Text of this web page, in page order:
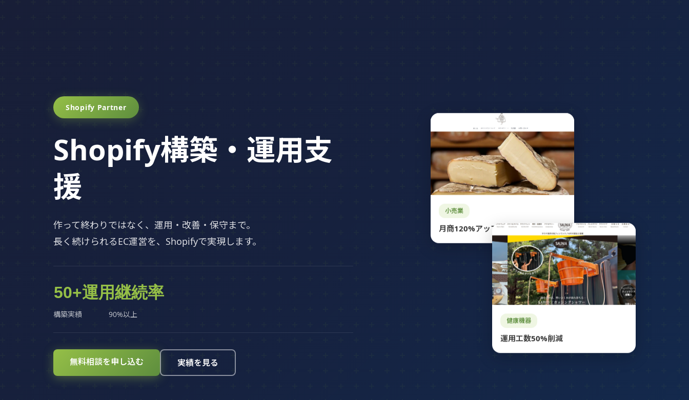
Shopify Partner
Shopify構築・運用支
援
作って終わりではなく、運用・改善・保守まで。
長く続けられるEC運営を、Shopifyで実現します。
50+
構築実績
運用継続率
90%以上
無料相談を申し込む 実績を見る
小売業
月商120%アップ
健康機器
運用工数50%削減